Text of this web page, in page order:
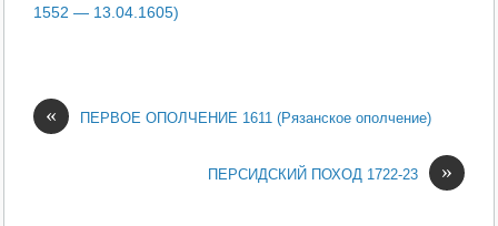
1552 — 13.04.1605)
« ПЕРВОЕ ОПОЛЧЕНИЕ 1611 (Рязанское ополчение)
»
ПЕРСИДСКИЙ ПОХОД 1722-23